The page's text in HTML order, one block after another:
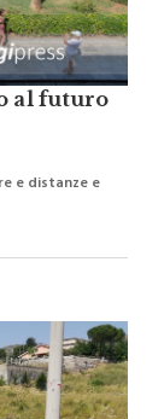
al futuro